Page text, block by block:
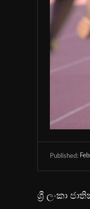
Published:
ශ්‍රී ලංකා